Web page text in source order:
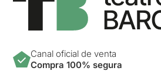
Canal oficial de venta
Compra 100% segura